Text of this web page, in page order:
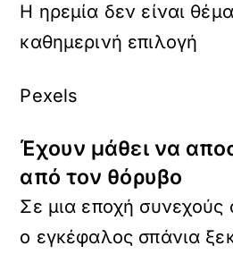
Η ηρεμία δεν είναι
καθημερινή επιλογή
Pexels
Έχουν μάθει να
από τον θόρυβο
Σε μια εποχή συνεχούς
ο εγκέφαλος σπάνια